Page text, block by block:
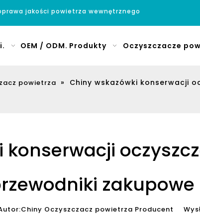
jakości powietrza wewnętrznego
OEM / ODM. Produkty Oczyszczacze
powietrza »
Chiny wskazówki konserwacji
zakupowe
Oczyszczacz powietrza Producent